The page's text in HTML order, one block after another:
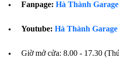
Fanpage: Hà Thành Garage
Youtube: Hà Thành
Giờ mở cửa: 8.00 - 17.30